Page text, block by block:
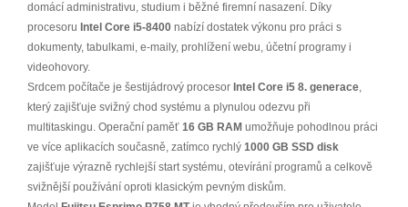
domácí administrativu, studium i běžné firemní nasazení. Díky
procesoru Intel Core i5-8400 nabízí dostatek výkonu pro práci s
dokumenty, tabulkami, e-maily, prohlížení webu, účetní programy i
videohovory.
Srdcem počítače je šestijádrový procesor Intel Core i5 8. generace,
který zajišťuje svižný chod systému a plynulou odezvu při
multitaskingu. Operační paměť 16 GB RAM umožňuje pohodlnou práci
ve více aplikacích současně, zatímco rychlý 1000 GB SSD disk
zajišťuje výrazně rychlejší start systému, otevírání programů a celkově
svižnější používání oproti klasickým pevným diskům.